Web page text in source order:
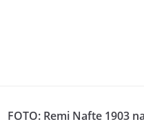
FOTO: Remi Nafte 1903